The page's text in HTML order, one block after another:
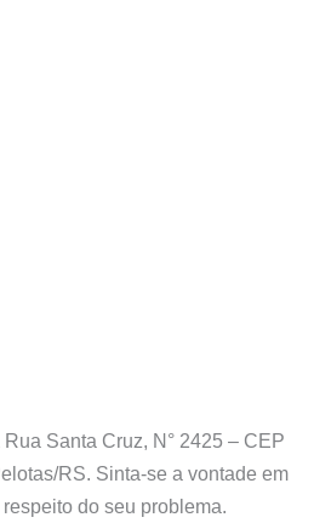
Santa Cruz, N° 2425 – CEP
RS. Sinta-se a vontade em
do seu problema.